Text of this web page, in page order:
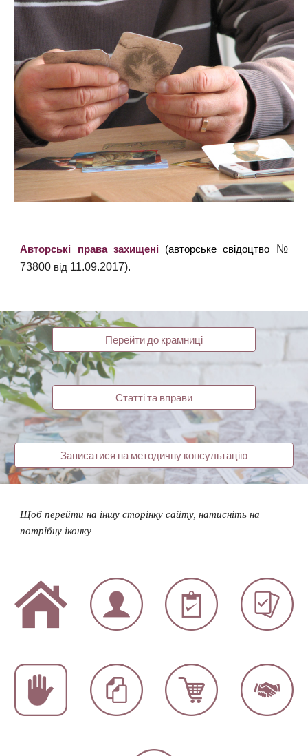
Авторські права захищені (авторське свідоцтво
№
73800 від 11.09.2017).
Перейти до крамниці
Статті та вправи
Записатися на методичну консультацію
Щоб перейти на іншу сторінку сайту, натисніть на
потрібну іконку